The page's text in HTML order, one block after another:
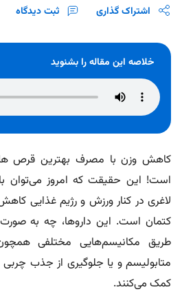
اشتراک گذاری ثبت دیدگاه
خلاصه این مقاله را بشنوید
کاهش وزن با مصرف بهترین قرص
است! این حقیقت که امروز می‌توان
لاغری در کنار ورزش و رژیم غذایی
کتمان است. این داروها، چه به
طریق مکانیسم‌هایی مختلفی
متابولیسم و یا جلوگیری از جذب
کمک می‌کنند.